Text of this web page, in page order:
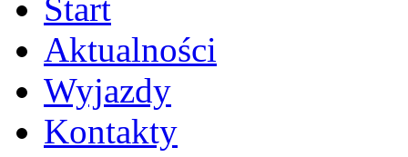
Start
Aktualności
Wyjazdy
Kontakty